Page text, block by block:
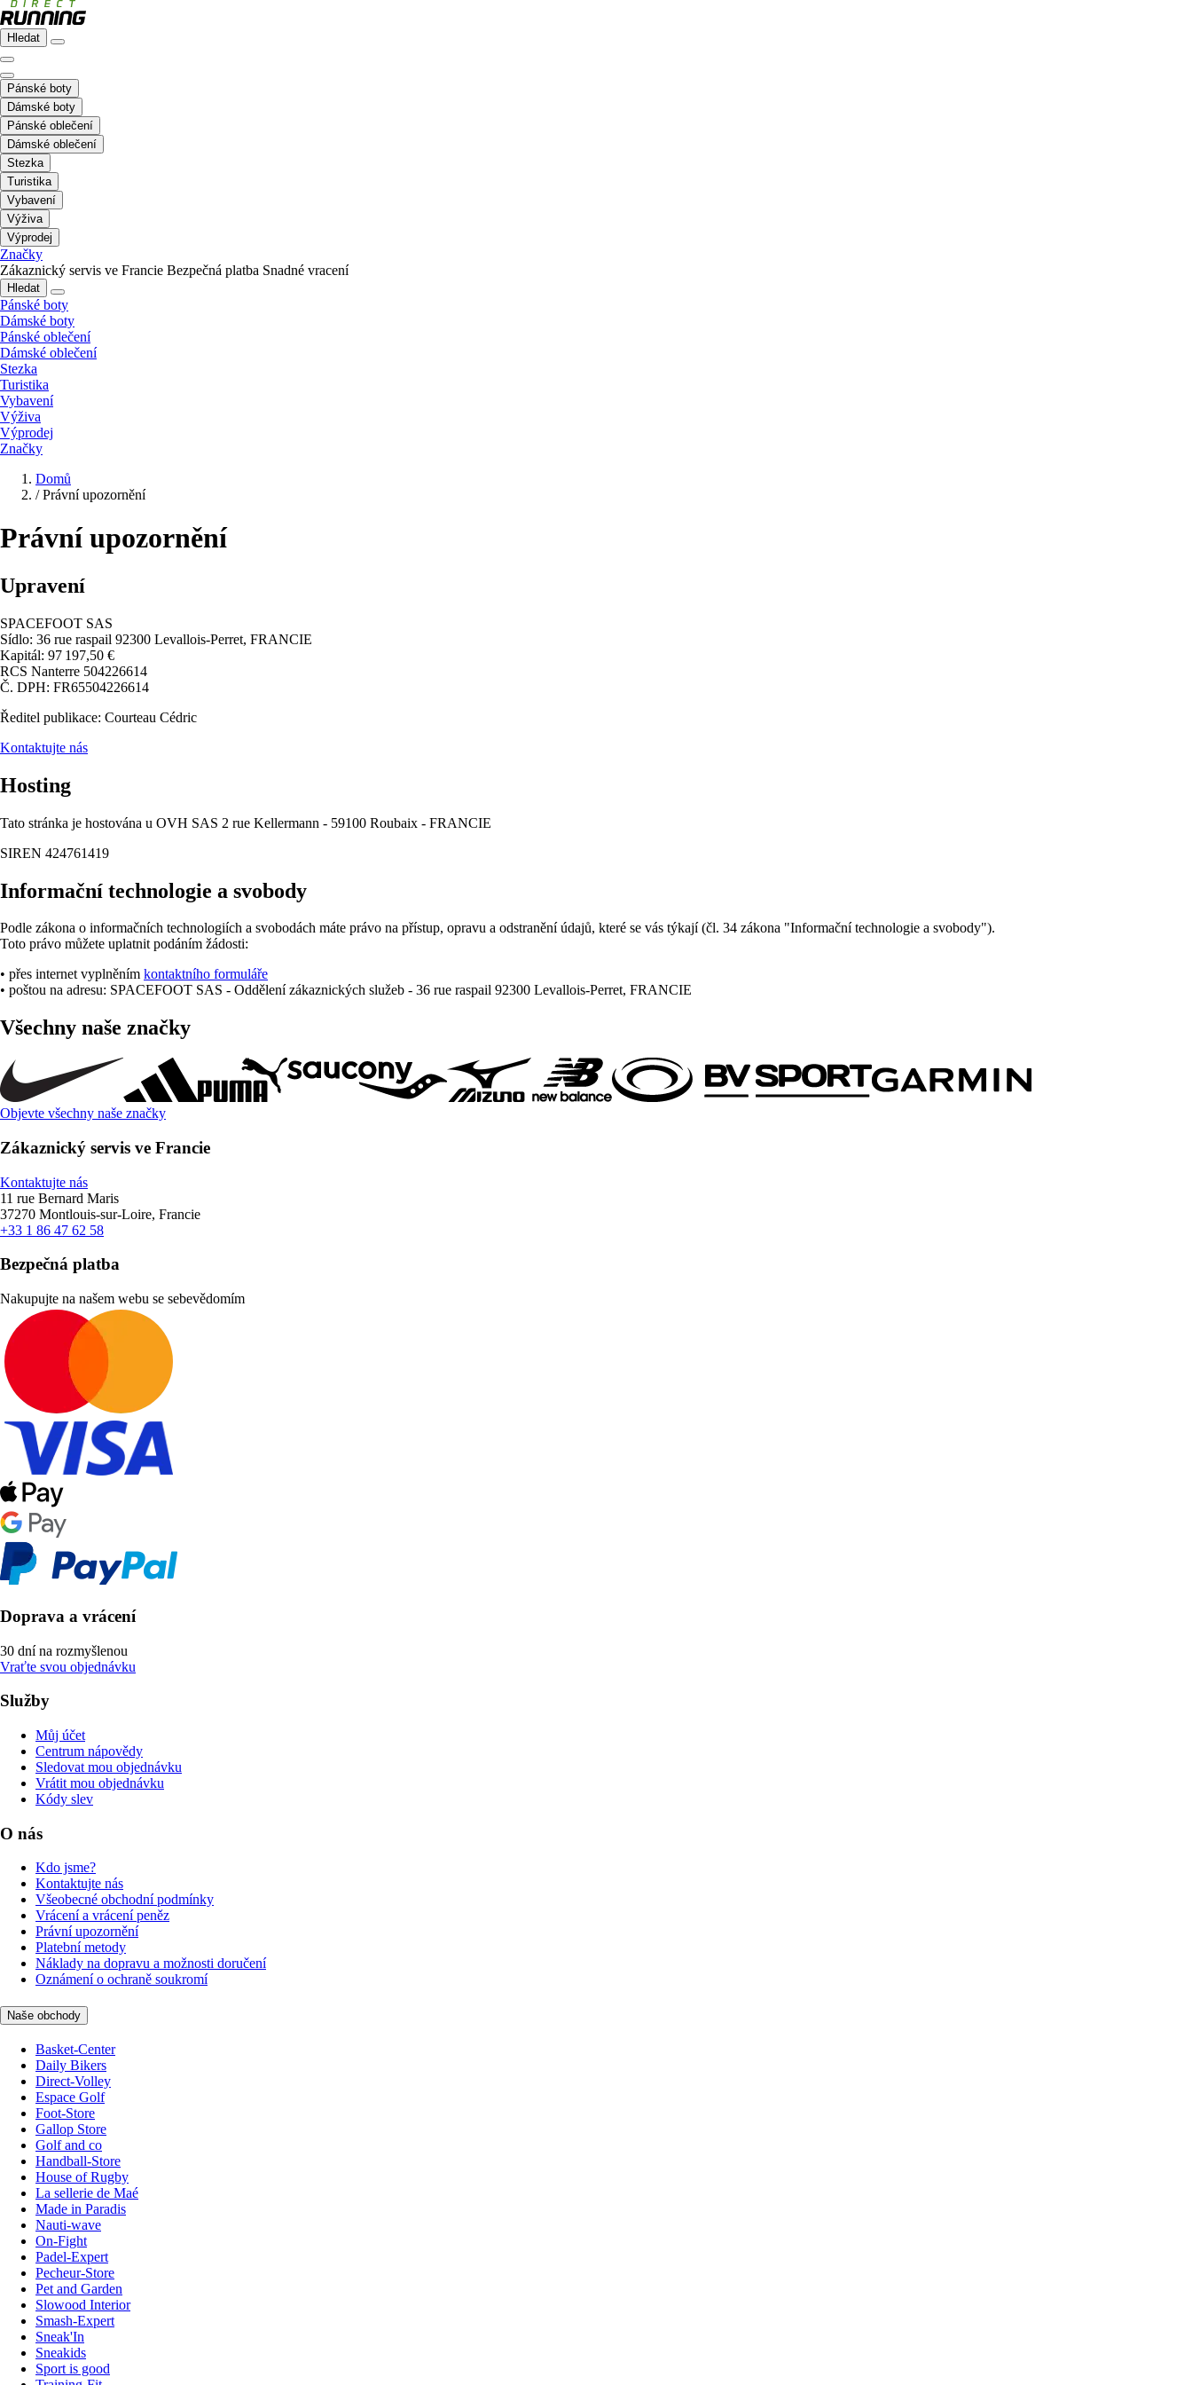
Hledat
Pánské boty
Dámské boty
Pánské oblečení
Dámské oblečení
Stezka
Turistika
Vybavení
Výživa
Výprodej
Značky
Zákaznický servis ve Francie Bezpečná platba Snadné vracení
Hledat
Pánské boty
Dámské boty
Pánské oblečení
Dámské oblečení
Stezka
Turistika
Vybavení
Výživa
Výprodej
Značky
Domů
/ Právní upozornění
Právní upozornění
Upravení
SPACEFOOT SAS
Sídlo: 36 rue raspail 92300 Levallois-Perret, FRANCIE
Kapitál: 97 197,50 €
RCS Nanterre 504226614
Č. DPH: FR65504226614
Ředitel publikace: Courteau Cédric
Kontaktujte nás
Hosting
Tato stránka je hostována u OVH SAS 2 rue Kellermann - 59100 Roubaix - FRANCIE
SIREN 424761419
Informační technologie a svobody
Podle zákona o informačních technologiích a svobodách máte právo na přístup, opravu a odstranění údajů, které se vás týkají (čl. 34 zákona "Informační technologie a svobody").
Toto právo můžete uplatnit podáním žádosti:
• přes internet vyplněním kontaktního formuláře
• poštou na adresu: SPACEFOOT SAS - Oddělení zákaznických služeb - 36 rue raspail 92300 Levallois-Perret, FRANCIE
Všechny naše značky
Objevte všechny naše značky
Zákaznický servis ve Francie
Kontaktujte nás
11 rue Bernard Maris
37270 Montlouis-sur-Loire, Francie
+33 1 86 47 62 58
Bezpečná platba
Nakupujte na našem webu se sebevědomím
Doprava a vrácení
30 dní na rozmyšlenou
Vraťte svou objednávku
Služby
Můj účet
Centrum nápovědy
Sledovat mou objednávku
Vrátit mou objednávku
Kódy slev
O nás
Kdo jsme?
Kontaktujte nás
Všeobecné obchodní podmínky
Vrácení a vrácení peněz
Právní upozornění
Platební metody
Náklady na dopravu a možnosti doručení
Oznámení o ochraně soukromí
Naše obchody
Basket-Center
Daily Bikers
Direct-Volley
Espace Golf
Foot-Store
Gallop Store
Golf and co
Handball-Store
House of Rugby
La sellerie de Maé
Made in Paradis
Nauti-wave
On-Fight
Padel-Expert
Pecheur-Store
Pet and Garden
Slowood Interior
Smash-Expert
Sneak'In
Sneakids
Sport is good